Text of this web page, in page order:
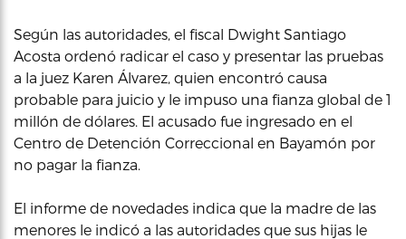
Según las autoridades, el fiscal Dwight Santiago
Acosta ordenó radicar el caso y presentar las pruebas
a la juez Karen Álvarez, quien encontró causa
probable para juicio y le impuso una fianza global de 1
millón de dólares. El acusado fue ingresado en el
Centro de Detención Correccional en Bayamón por
no pagar la fianza.
El informe de novedades indica que la madre de las
menores le indicó a las autoridades que sus hijas le